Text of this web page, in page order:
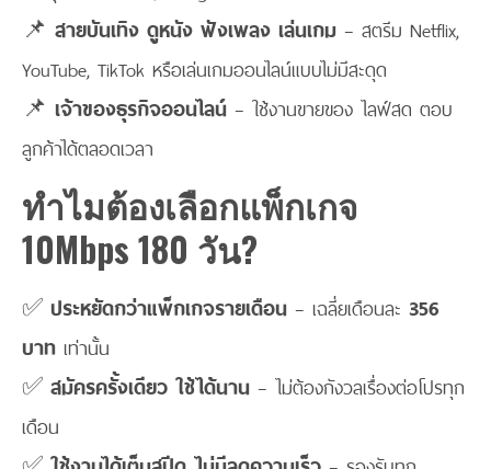
📌 สายบันเทิง ดูหนัง ฟังเพลง เล่นเกม – สตรีม Netflix,
YouTube, TikTok หรือเล่นเกมออนไลน์แบบไม่มีสะดุด
📌 เจ้าของธุรกิจออนไลน์ – ใช้งานขายของ ไลฟ์สด ตอบ
ลูกค้าได้ตลอดเวลา
ทำไมต้องเลือกแพ็กเกจ
10Mbps 180 วัน?
✅ ประหยัดกว่าแพ็กเกจรายเดือน – เฉลี่ยเดือนละ 356
บาท เท่านั้น
✅ สมัครครั้งเดียว ใช้ได้นาน – ไม่ต้องกังวลเรื่องต่อโปรทุก
เดือน